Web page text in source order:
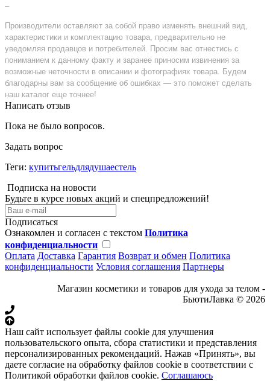
–
Производители оставляют за собой право изменять внешний вид,
характеристики и комплектацию товара, предварительно не
уведомляя продавцов и потребителей. Просим вас отнестись с
пониманием к данному факту и заранее приносим извинения за
возможные неточности в описании и фотографиях товара. Будем
благодарны вам за сообщение об ошибках — это поможет сделать
наш каталог еще точнее!
Написать отзыв
Пока не было вопросов.
Задать вопрос
Теги: купитьгельдлядушаестель
Подписка на новости
Будьте в курсе новых акций и спецпредложений!
Подписаться
Ознакомлен и согласен с текстом Политика
конфиденциальности
Оплата Доставка Гарантия Возврат и обмен Политика
конфиденциальности Условия соглашения Партнеры
Магазин косметики и товаров для ухода за телом -
БьютиЛавка © 2026
Наш сайт использует файлы cookie для улучшения
пользовательского опыта, сбора статистики и представления
персонализированных рекомендаций. Нажав «Принять», вы
даете согласие на обработку файлов cookie в соответствии с
Политикой обработки файлов cookie. Соглашаюсь